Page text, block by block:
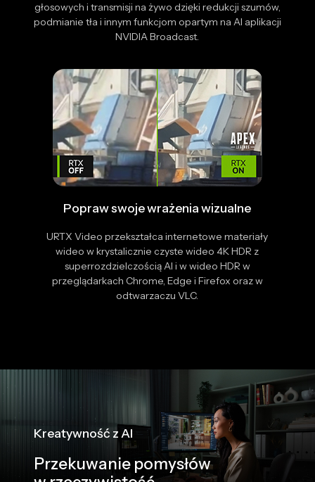
głosowych i transmisji na żywo dzięki redukcji szumów,
podmianie tła i innym funkcjom opartym na AI aplikacji
NVIDIA Broadcast.
Popraw swoje wrażenia wizualne
URTX Video przekształca internetowe materiały
wideo w krystalicznie czyste wideo 4K HDR z
superrozdzielczością AI i w wideo HDR w
przeglądarkach Chrome, Edge i Firefox oraz w
odtwarzaczu VLC.
Kreatywność z AI
Przekuwanie pomysłów